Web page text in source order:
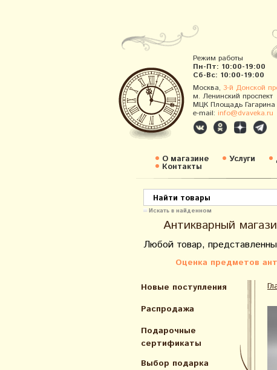
Режим работы
Пн-Пт: 10:00-19:00
Сб-Вс: 10:00-19:00
Москва, 3-й Донской
м. Ленинский проспект
МЦК Площадь Гагарина
e-mail: info@dvaveka.ru
О магазине Услуги
Контакты
Искать в найденном
Антикварный
Любой товар,
Оценка предметов
Новые поступления
Распродажа
Подарочные
сертификаты
Выбор подарка